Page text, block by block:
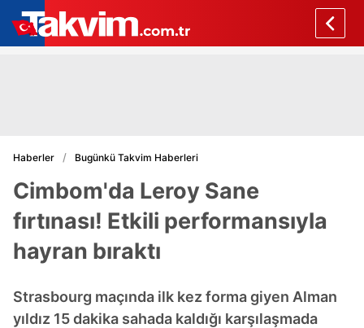
Haberler Bugünkü Takvim Haberleri
Cimbom'da Leroy Sane
fırtınası! Etkili performansıyla
hayran bıraktı
Strasbourg maçında ilk kez forma giyen Alman
yıldız 15 dakika sahada kaldığı karşılaşmada